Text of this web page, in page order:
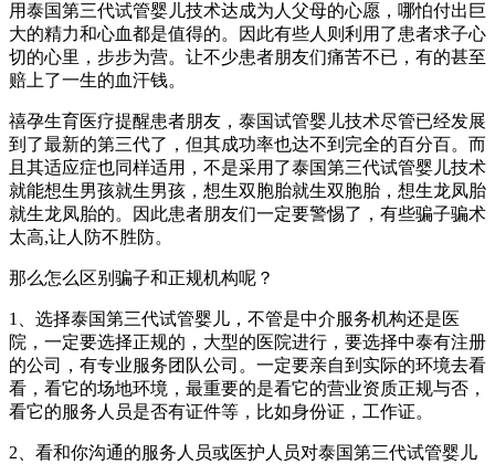
用泰国第三代试管婴儿技术达成为人父母的心愿，哪怕付出巨
大的精力和心血都是值得的。因此有些人则利用了患者求子心
切的心里，步步为营。让不少患者朋友们痛苦不已，有的甚至
赔上了一生的血汗钱。
禧孕生育医疗提醒患者朋友，泰国试管婴儿技术尽管已经发展
到了最新的第三代了，但其成功率也达不到完全的百分百。而
且其适应症也同样适用，不是采用了泰国第三代试管婴儿技术
就能想生男孩就生男孩，想生双胞胎就生双胞胎，想生龙凤胎
就生龙凤胎的。因此患者朋友们一定要警惕了，有些骗子骗术
太高,让人防不胜防。
那么怎么区别骗子和正规机构呢？
1、选择泰国第三代试管婴儿，不管是中介服务机构还是医
院，一定要选择正规的，大型的医院进行，要选择中泰有注册
的公司，有专业服务团队公司。一定要亲自到实际的环境去看
看，看它的场地环境，最重要的是看它的营业资质正规与否，
看它的服务人员是否有证件等，比如身份证，工作证。
2、看和你沟通的服务人员或医护人员对泰国第三代试管婴儿